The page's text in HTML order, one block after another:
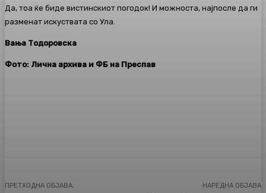
Да, тоа ќе биде вистинскиот погодок! И можноста, најпосле да ги
разменат искуствата со Ула.
Вања Тодоровска
Фото: Лична архива и ФБ на Преспав
ПРЕТХОДНА ОБЈАВА, НАРЕДНА ОБЈАВА